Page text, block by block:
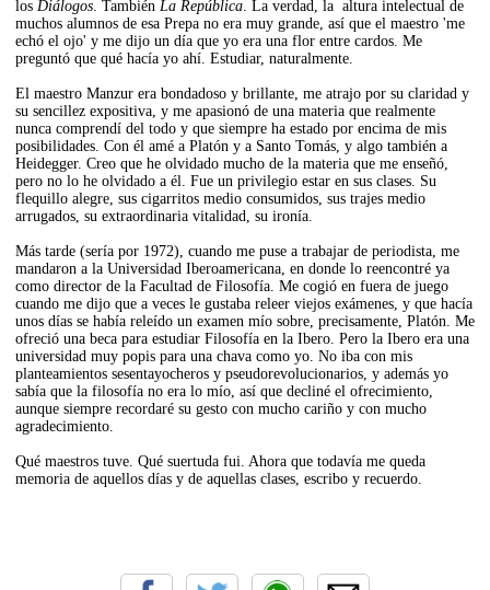
los Diálogos . También La República . La verdad, la altura intelectual de
muchos alumnos de esa Prepa no era muy grande, así que el maestro 'me
echó el ojo' y me dijo un día que yo era una flor entre cardos. Me
preguntó que qué hacía yo ahí. Estudiar, naturalmente.
El maestro Manzur era bondadoso y brillante, me atrajo por su claridad y
su sencillez expositiva, y me apasionó de una materia que realmente
nunca comprendí del todo y que siempre ha estado por encima de mis
posibilidades. Con él amé a Platón y a Santo Tomás, y algo también a
Heidegger. Creo que he olvidado mucho de la materia que me enseñó,
pero no lo he olvidado a él. Fue un privilegio estar en sus clases. Su
flequillo alegre, sus cigarritos medio consumidos, sus trajes medio
arrugados, su extraordinaria vitalidad, su ironía.
Más tarde (sería por 1972), cuando me puse a trabajar de periodista, me
mandaron a la Universidad Iberoamericana, en donde lo reencontré ya
como director de la Facultad de Filosofía. Me cogió en fuera de juego
cuando me dijo que a veces le gustaba releer viejos exámenes, y que hacía
unos días se había releído un examen mío sobre, precisamente, Platón. Me
ofreció una beca para estudiar Filosofía en la Ibero. Pero la Ibero era una
universidad muy popis para una chava como yo. No iba con mis
planteamientos sesentayocheros y pseudorevolucionarios, y además yo
sabía que la filosofía no era lo mío, así que decliné el ofrecimiento,
aunque siempre recordaré su gesto con mucho cariño y con mucho
agradecimiento.
Qué maestros tuve. Qué suertuda fui. Ahora que todavía me queda
memoria de aquellos días y de aquellas clases, escribo y recuerdo.